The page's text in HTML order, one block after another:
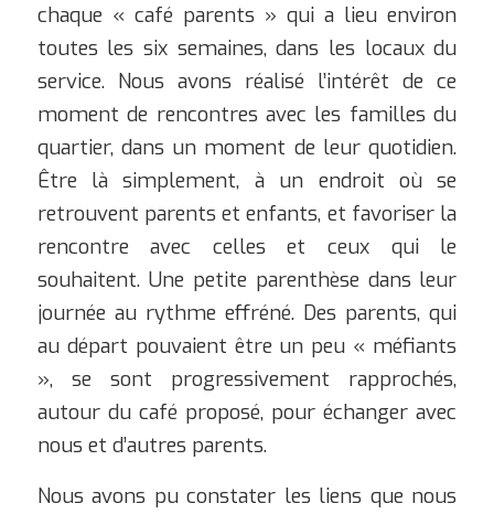
chaque « café parents » qui a lieu environ
toutes les six semaines, dans les locaux du
service. Nous avons réalisé l’intérêt de ce
moment de rencontres avec les familles du
quartier, dans un moment de leur quotidien.
Être là simplement, à un endroit où se
retrouvent parents et enfants, et favoriser la
rencontre avec celles et ceux qui le
souhaitent. Une petite parenthèse dans leur
journée au rythme effréné. Des parents, qui
au départ pouvaient être un peu « méfiants
», se sont progressivement rapprochés,
autour du café proposé, pour échanger avec
nous et d’autres parents.
Nous avons pu constater les liens que nous